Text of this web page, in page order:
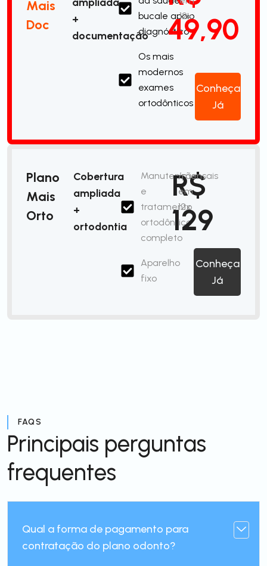
Mais
Doc
+
documentação
bucale apoio
diagnóstico
Os mais
modernos
exames
ortodônticos
49,90
12x
Conheça
Já
Plano
Mais
Orto
Cobertura
ampliada
+
ortodontia
Manutenção
e
tratamento
ortodôntico
completo
Aparelho
fixo
R$
129
/mensais
em
12x
Conheça
Já
FAQS
Principais perguntas
frequentes
Qual a forma de pagamento para
contratação do plano odonto?